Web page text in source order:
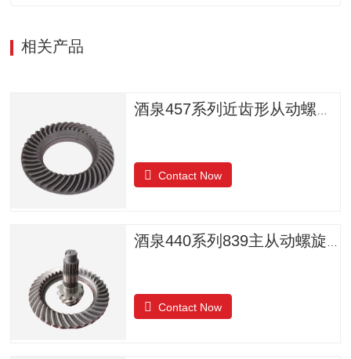
相关产品
Contact Now
Contact Now